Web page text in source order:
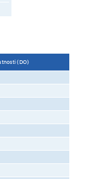
(DO)